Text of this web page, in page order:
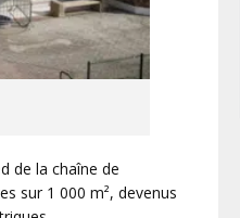
de la chaîne de
sur 1 000 m², devenus